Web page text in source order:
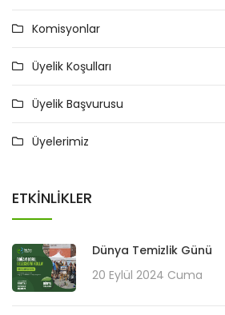
Komisyonlar
Üyelik Koşulları
Üyelik Başvurusu
Üyelerimiz
ETKINLIKLER
Dünya Temizlik Günü
20 Eylül 2024 Cuma